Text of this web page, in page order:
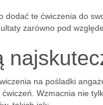
dodać te ćwiczenia do
zarówno pod
na pośladki
Wzmacnia nie